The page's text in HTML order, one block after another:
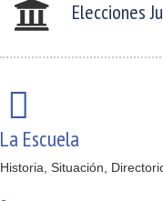
Elecciones
La Escuela
Historia, Situación,